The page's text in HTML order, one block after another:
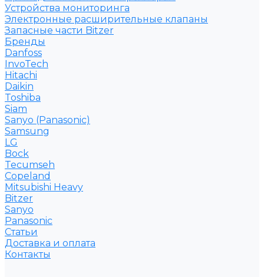
Устройства мониторинга
Электронные расширительные клапаны
Запасные части Bitzer
Бренды
Danfoss
InvoTech
Hitachi
Daikin
Toshiba
Siam
Sanyo (Panasonic)
Samsung
LG
Bock
Tecumseh
Copeland
Mitsubishi Heavy
Bitzer
Sanyo
Рanasonic
Статьи
Доставка и оплата
Контакты